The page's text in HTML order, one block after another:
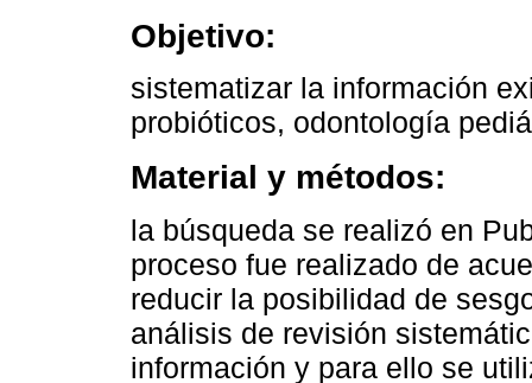
Objetivo:
sistematizar la información
probióticos, odontología
Material y métodos:
la búsqueda se realizó en
proceso fue realizado de
reducir la posibilidad de
análisis de revisión
información y para ello se